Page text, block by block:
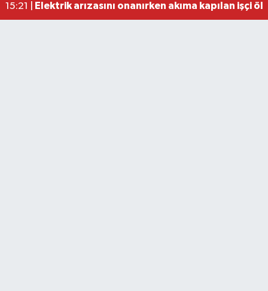
15:21 |
Elektrik arızasını onanırken akıma kapılan işçi